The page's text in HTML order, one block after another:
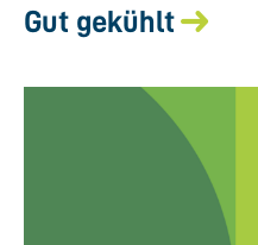
Gut gekühlt